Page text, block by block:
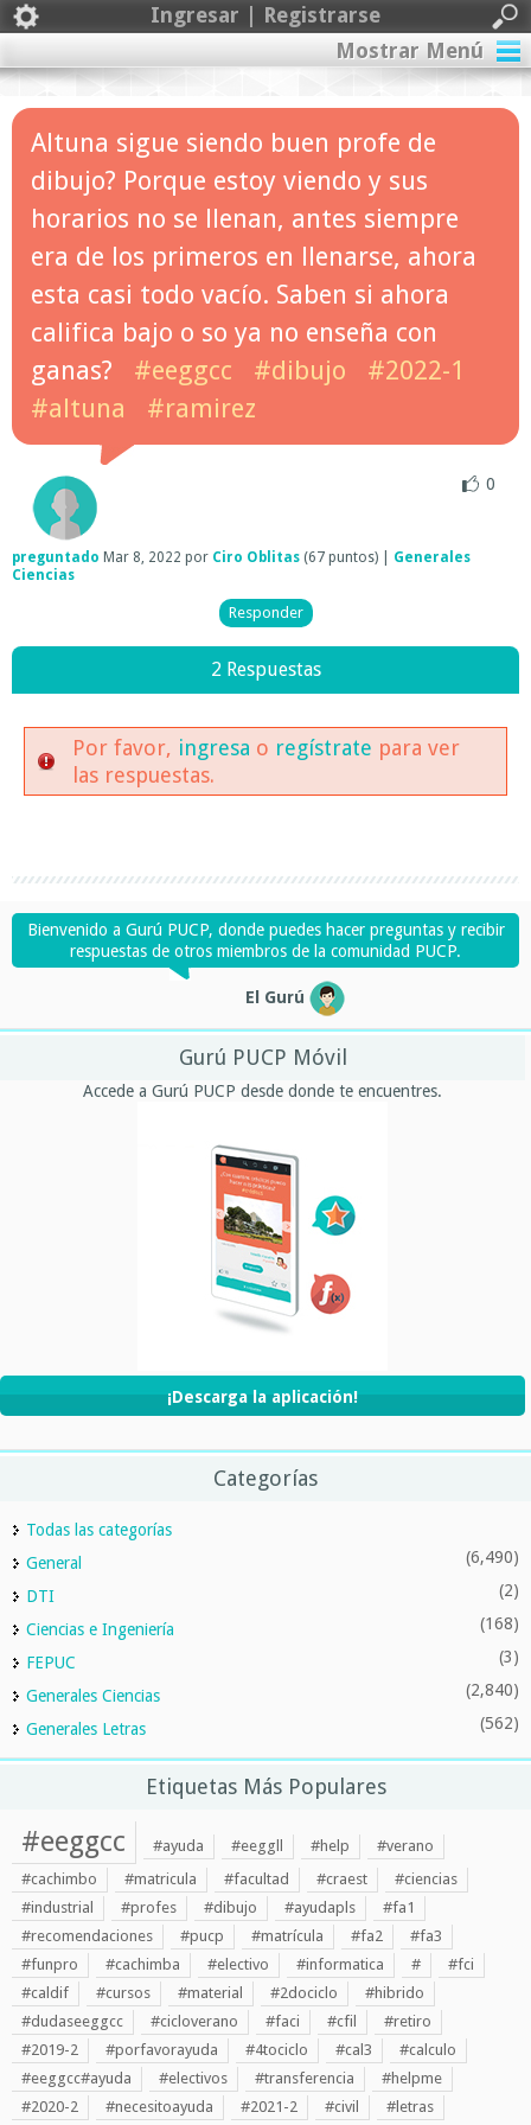
Ingresar | Registrarse
Mostrar Menú
Altuna sigue siendo buen profe de
dibujo? Porque estoy viendo y sus
horarios no se llenan, antes siempre
era de los primeros en llenarse, ahora
esta casi todo vacío. Saben si ahora
califica bajo o so ya no enseña con
ganas?
#eeggcc #dibujo
#2022-1
#altuna
#ramirez
0
preguntado Mar 8, 2022 por Ciro Oblitas (67 puntos)
Generales
Ciencias
2 Respuestas
Por favor, ingresa o regístrate para ver
las respuestas.
Bienvenido a Gurú PUCP, donde puedes hacer preguntas y recibir
respuestas de otros miembros de la comunidad PUCP.
El Gurú
Gurú PUCP Móvil
Accede a Gurú PUCP desde donde te encuentres.
¡Descarga la aplicación!
Categorías
Todas las categorías
General
(6,490)
DTI (2)
Ciencias e Ingeniería (168)
FEPUC (3)
Generales Ciencias (2,840)
Generales Letras (562)
Etiquetas Más Populares
#eeggcc #ayuda #eeggll #help
#verano
#cachimbo
#matricula #facultad #craest
#ciencias
#industrial
#profes #dibujo #ayudapls
#fa1
#recomendaciones
#pucp #matrícula #fa2
#fa3
#funpro
#cachimba #electivo #informatica #
#fci
#caldif
#cursos #material #2dociclo
#hibrido
#dudaseeggcc
#cicloverano #faci #cfil
#retiro
#2019-2
#porfavorayuda #4tociclo #cal3
#calculo
#eeggcc#ayuda
#electivos #transferencia
#helpme
#2020-2
#necesitoayuda #2021-2 #civil #letras